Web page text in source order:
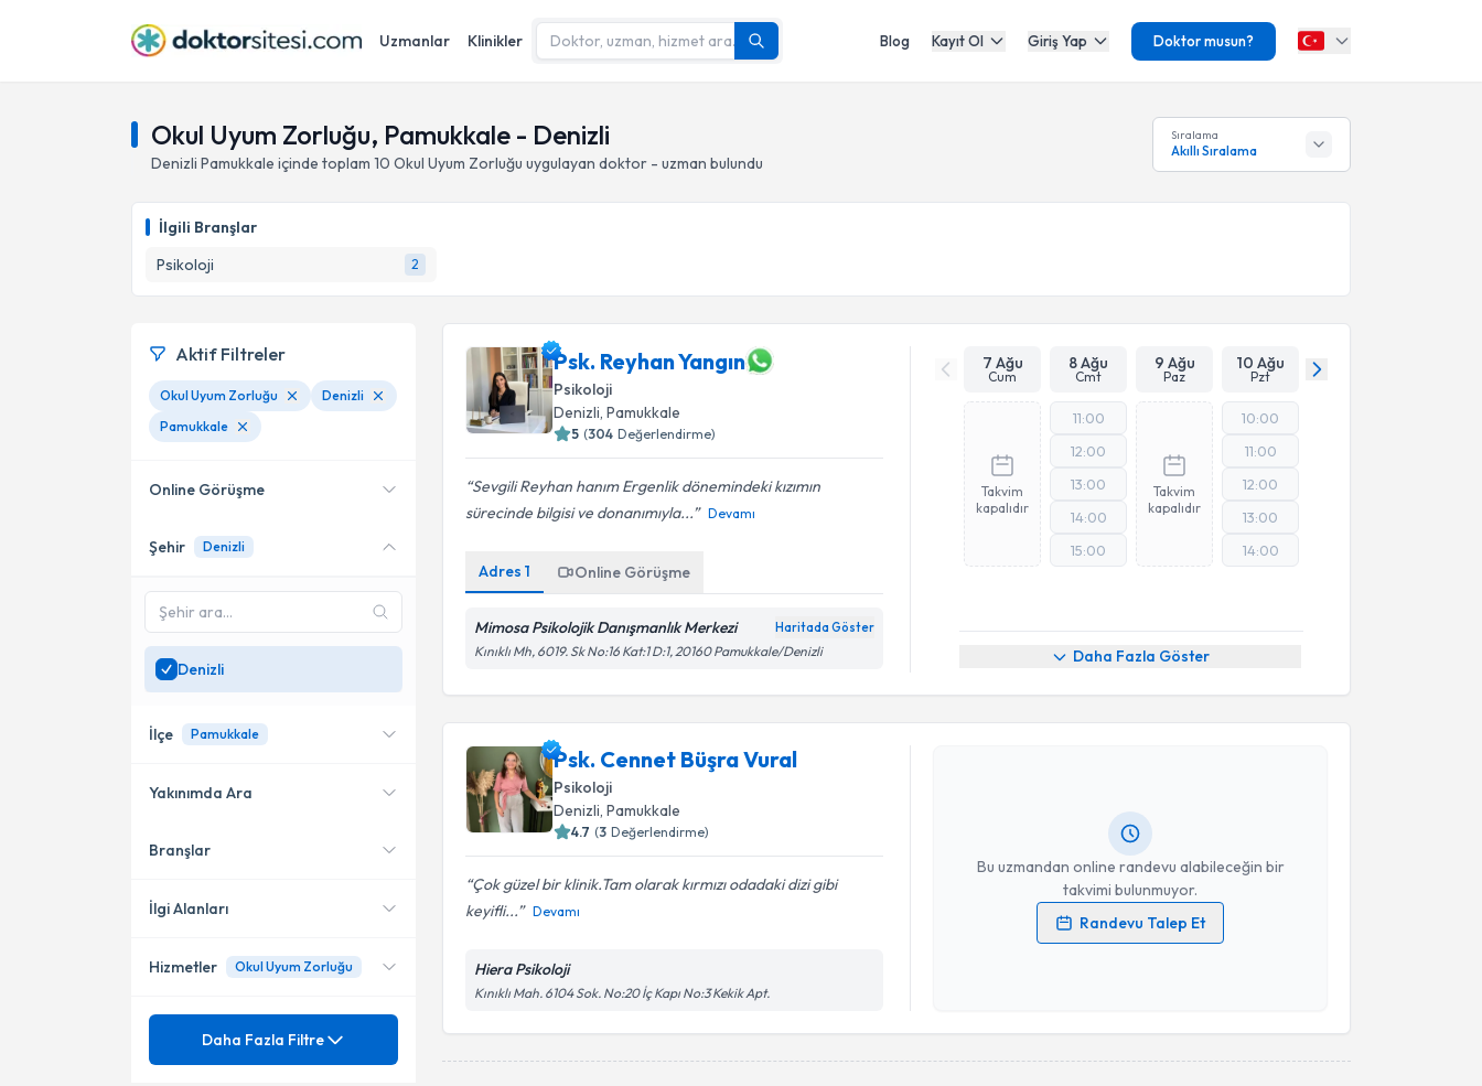
Uzmanlar Klinikler Blog Kayıt Ol Giriş Yap Doktor musun?
Okul Uyum Zorluğu, Pamukkale - Denizli
Denizli Pamukkale içinde toplam 10 Okul Uyum Zorluğu uygulayan doktor - uzman bulundu
Sıralama
Akıllı Sıralama
İlgili Branşlar
Psikoloji
2
Psk. Reyhan Yangın
Psikoloji
Denizli, Pamukkale
5 (304 Değerlendirme)
Sevgili Reyhan hanım Ergenlik dönemindeki kızımın
sürecinde bilgisi ve donanımıyla...
Devamı
Adres1 Online Görüşme
Mimosa Psikolojik Danışmanlık Merkezi Haritada Göster
Kınıklı Mh, 6019. Sk No:16 Kat:1 D:1, 20160 Pamukkale/Denizli
7 Ağu
Cum
8 Ağu
Cmt
9 Ağu
Paz
10 Ağu
Pzt
Takvim
kapalıdır
11:00
12:00
13:00
14:00
15:00
Takvim
kapalıdır
10:00
11:00
12:00
13:00
14:00
Daha Fazla Göster
Psk. Cennet Büşra Vural
Psikoloji
Denizli , Pamukkale
4.7 (3 Değerlendirme)
Çok güzel bir klinik.Tam olarak kırmızı odadaki dizi gibi
keyifli...
Devamı
Hiera Psikoloji
Kınıklı Mah. 6104 Sok. No:20 İç Kapı No:3 Kekik Apt.
Bu uzmandan online randevu alabileceğin bir
takvimi bulunmuyor.
Randevu Talep Et
Randevu Takvimi Talebi
Psk. Cennet Büşra Vural
Kişisel verilerimin işlenmesine ilişkinAydınlatma Metni
Takvim Talebini Gönder
Aktif Filtreler
Okul Uyum Zorluğu
Denizli
Pamukkale
Online Görüşme
Online danışmanlık sunan
SadeceDenizli
uzman ara
Şehir Denizli
Denizli
İlçe Pamukkale
Merkezefendi
Pamukkale
Yakınımda Ara
Konumuma yakın uzmanları
Branşlar
Psikoloji
İlgi Alanları
Aile Danışmanlığı
Hizmetler Okul Uyum Zorluğu
Mezuniyet
Daha Fazla Filtre